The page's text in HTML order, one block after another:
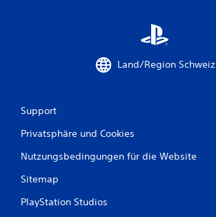
Land/Region Schweiz
Support
Privatsphäre und Cookies
Nutzungsbedingungen für die Website
Sitemap
PlayStation Studios